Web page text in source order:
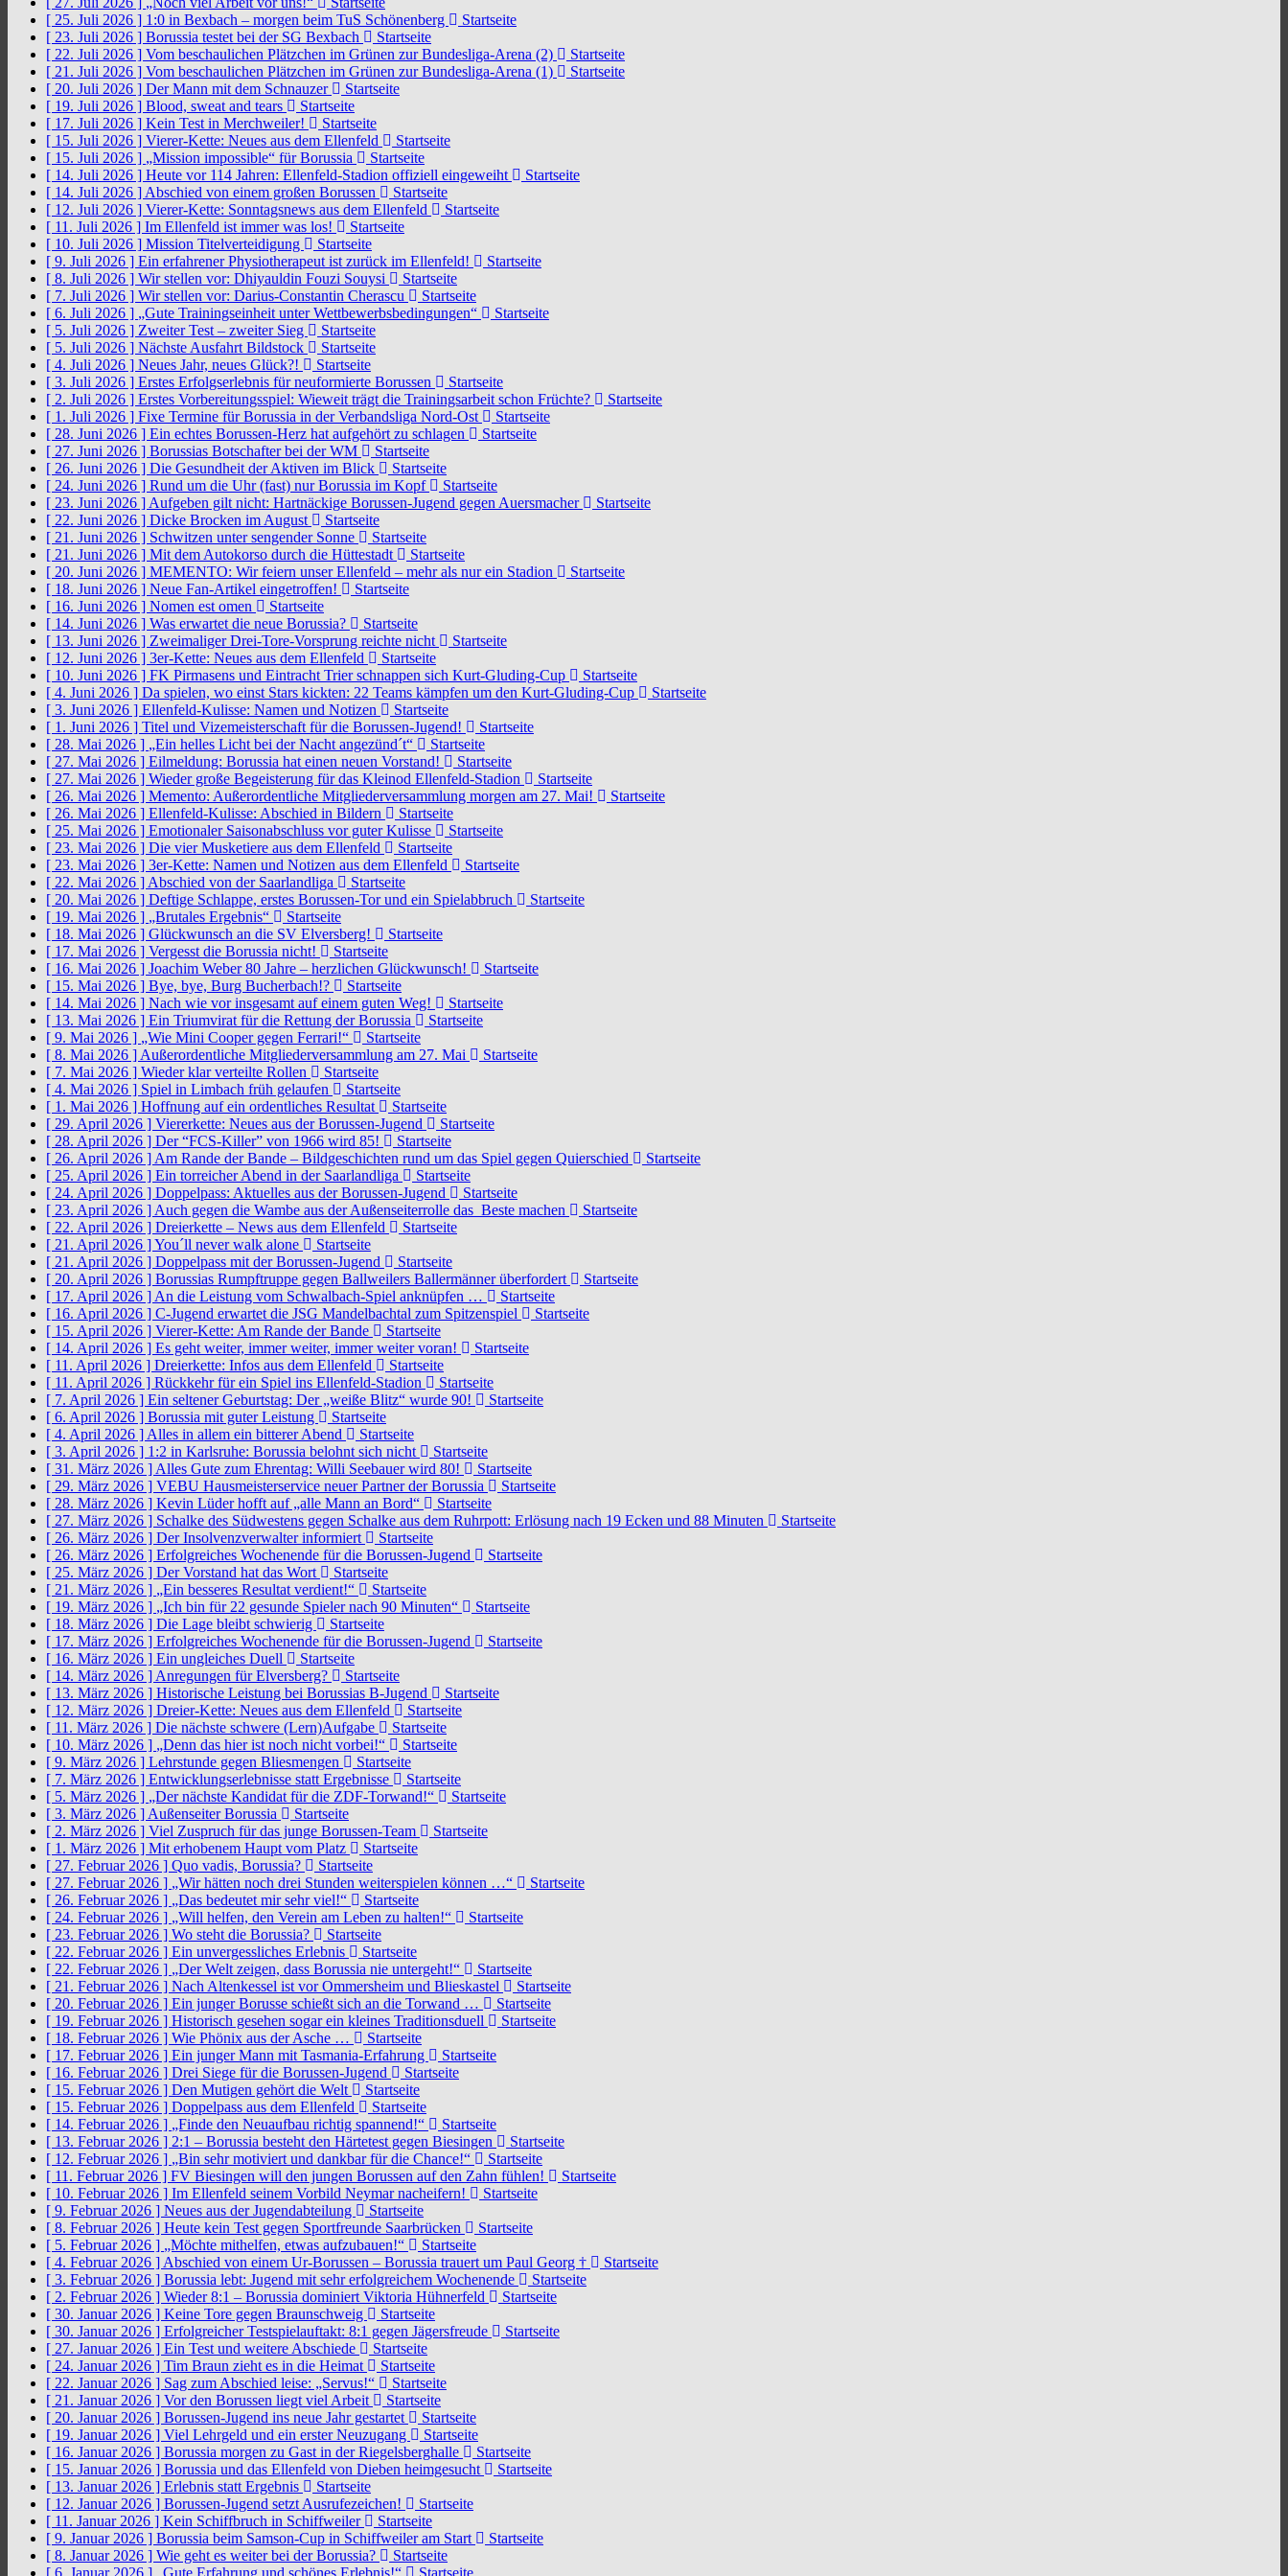
[ 25. Juli 2026 ] 1:0 in Bexbach – morgen beim TuS Schönenberg
Startseite
[ 23. Juli 2026 ] Borussia testet bei der SG Bexbach
Startseite
[ 22. Juli 2026 ] Vom beschaulichen Plätzchen im Grünen zur Bundesliga-Arena (2)
Startseite
[ 21. Juli 2026 ] Vom beschaulichen Plätzchen im Grünen zur Bundesliga-Arena (1)
Startseite
[ 20. Juli 2026 ] Der Mann mit dem Schnauzer
Startseite
[ 19. Juli 2026 ] Blood, sweat and tears
Startseite
[ 17. Juli 2026 ] Kein Test in Merchweiler!
Startseite
[ 15. Juli 2026 ] Vierer-Kette: Neues aus dem Ellenfeld
Startseite
[ 15. Juli 2026 ] „Mission impossible“ für Borussia
Startseite
[ 14. Juli 2026 ] Heute vor 114 Jahren: Ellenfeld-Stadion offiziell eingeweiht
Startseite
[ 14. Juli 2026 ] Abschied von einem großen Borussen
Startseite
[ 12. Juli 2026 ] Vierer-Kette: Sonntagsnews aus dem Ellenfeld
Startseite
[ 11. Juli 2026 ] Im Ellenfeld ist immer was los!
Startseite
[ 10. Juli 2026 ] Mission Titelverteidigung
Startseite
[ 9. Juli 2026 ] Ein erfahrener Physiotherapeut ist zurück im Ellenfeld!
Startseite
[ 8. Juli 2026 ] Wir stellen vor: Dhiyauldin Fouzi Souysi
Startseite
[ 7. Juli 2026 ] Wir stellen vor: Darius-Constantin Cherascu
Startseite
[ 6. Juli 2026 ] „Gute Trainingseinheit unter Wettbewerbsbedingungen“
Startseite
[ 5. Juli 2026 ] Zweiter Test – zweiter Sieg
Startseite
[ 5. Juli 2026 ] Nächste Ausfahrt Bildstock
Startseite
[ 4. Juli 2026 ] Neues Jahr, neues Glück?!
Startseite
[ 3. Juli 2026 ] Erstes Erfolgserlebnis für neuformierte Borussen
Startseite
[ 2. Juli 2026 ] Erstes Vorbereitungsspiel: Wieweit trägt die Trainingsarbeit schon Früchte?
Startseite
[ 1. Juli 2026 ] Fixe Termine für Borussia in der Verbandsliga Nord-Ost
Startseite
[ 28. Juni 2026 ] Ein echtes Borussen-Herz hat aufgehört zu schlagen
Startseite
[ 27. Juni 2026 ] Borussias Botschafter bei der WM
Startseite
[ 26. Juni 2026 ] Die Gesundheit der Aktiven im Blick
Startseite
[ 24. Juni 2026 ] Rund um die Uhr (fast) nur Borussia im Kopf
Startseite
[ 23. Juni 2026 ] Aufgeben gilt nicht: Hartnäckige Borussen-Jugend gegen Auersmacher
Startseite
[ 22. Juni 2026 ] Dicke Brocken im August
Startseite
[ 21. Juni 2026 ] Schwitzen unter sengender Sonne
Startseite
[ 21. Juni 2026 ] Mit dem Autokorso durch die Hüttestadt
Startseite
[ 20. Juni 2026 ] MEMENTO: Wir feiern unser Ellenfeld – mehr als nur ein Stadion
Startseite
[ 18. Juni 2026 ] Neue Fan-Artikel eingetroffen!
Startseite
[ 16. Juni 2026 ] Nomen est omen
Startseite
[ 14. Juni 2026 ] Was erwartet die neue Borussia?
Startseite
[ 13. Juni 2026 ] Zweimaliger Drei-Tore-Vorsprung reichte nicht
Startseite
[ 12. Juni 2026 ] 3er-Kette: Neues aus dem Ellenfeld
Startseite
[ 10. Juni 2026 ] FK Pirmasens und Eintracht Trier schnappen sich Kurt-Gluding-Cup
Startseite
[ 4. Juni 2026 ] Da spielen, wo einst Stars kickten: 22 Teams kämpfen um den Kurt-Gluding-Cup
Startseite
[ 3. Juni 2026 ] Ellenfeld-Kulisse: Namen und Notizen
Startseite
[ 1. Juni 2026 ] Titel und Vizemeisterschaft für die Borussen-Jugend!
Startseite
[ 28. Mai 2026 ] „Ein helles Licht bei der Nacht angezünd´t“
Startseite
[ 27. Mai 2026 ] Eilmeldung: Borussia hat einen neuen Vorstand!
Startseite
[ 27. Mai 2026 ] Wieder große Begeisterung für das Kleinod Ellenfeld-Stadion
Startseite
[ 26. Mai 2026 ] Memento: Außerordentliche Mitgliederversammlung morgen am 27. Mai!
Startseite
[ 26. Mai 2026 ] Ellenfeld-Kulisse: Abschied in Bildern
Startseite
[ 25. Mai 2026 ] Emotionaler Saisonabschluss vor guter Kulisse
Startseite
[ 23. Mai 2026 ] Die vier Musketiere aus dem Ellenfeld
Startseite
[ 23. Mai 2026 ] 3er-Kette: Namen und Notizen aus dem Ellenfeld
Startseite
[ 22. Mai 2026 ] Abschied von der Saarlandliga
Startseite
[ 20. Mai 2026 ] Deftige Schlappe, erstes Borussen-Tor und ein Spielabbruch
Startseite
[ 19. Mai 2026 ] „Brutales Ergebnis“
Startseite
[ 18. Mai 2026 ] Glückwunsch an die SV Elversberg!
Startseite
[ 17. Mai 2026 ] Vergesst die Borussia nicht!
Startseite
[ 16. Mai 2026 ] Joachim Weber 80 Jahre – herzlichen Glückwunsch!
Startseite
[ 15. Mai 2026 ] Bye, bye, Burg Bucherbach!?
Startseite
[ 14. Mai 2026 ] Nach wie vor insgesamt auf einem guten Weg!
Startseite
[ 13. Mai 2026 ] Ein Triumvirat für die Rettung der Borussia
Startseite
[ 9. Mai 2026 ] „Wie Mini Cooper gegen Ferrari!“
Startseite
[ 8. Mai 2026 ] Außerordentliche Mitgliederversammlung am 27. Mai
Startseite
[ 7. Mai 2026 ] Wieder klar verteilte Rollen
Startseite
[ 4. Mai 2026 ] Spiel in Limbach früh gelaufen
Startseite
[ 1. Mai 2026 ] Hoffnung auf ein ordentliches Resultat
Startseite
[ 29. April 2026 ] Viererkette: Neues aus der Borussen-Jugend
Startseite
[ 28. April 2026 ] Der “FCS-Killer” von 1966 wird 85!
Startseite
[ 26. April 2026 ] Am Rande der Bande – Bildgeschichten rund um das Spiel gegen Quierschied
Startseite
[ 25. April 2026 ] Ein torreicher Abend in der Saarlandliga
Startseite
[ 24. April 2026 ] Doppelpass: Aktuelles aus der Borussen-Jugend
Startseite
[ 23. April 2026 ] Auch gegen die Wambe aus der Außenseiterrolle das Beste machen
Startseite
[ 22. April 2026 ] Dreierkette – News aus dem Ellenfeld
Startseite
[ 21. April 2026 ]You´ll never walk alone
Startseite
[ 21. April 2026 ] Doppelpass mit der Borussen-Jugend
Startseite
[ 20. April 2026 ] Borussias Rumpftruppe gegen Ballweilers Ballermänner überfordert
Startseite
[ 17. April 2026 ] An die Leistung vom Schwalbach-Spiel anknüpfen …
Startseite
[ 16. April 2026 ] C-Jugend erwartet die JSG Mandelbachtal zum Spitzenspiel
Startseite
[ 15. April 2026 ] Vierer-Kette: Am Rande der Bande
Startseite
[ 14. April 2026 ] Es geht weiter, immer weiter, immer weiter voran!
Startseite
[ 11. April 2026 ] Dreierkette: Infos aus dem Ellenfeld
Startseite
[ 11. April 2026 ] Rückkehr für ein Spiel ins Ellenfeld-Stadion
Startseite
[ 7. April 2026 ] Ein seltener Geburtstag: Der „weiße Blitz“ wurde 90!
Startseite
[ 6. April 2026 ] Borussia mit guter Leistung
Startseite
[ 4. April 2026 ] Alles in allem ein bitterer Abend
Startseite
[ 3. April 2026 ] 1:2 in Karlsruhe: Borussia belohnt sich nicht
Startseite
[ 31. März 2026 ] Alles Gute zum Ehrentag: Willi Seebauer wird 80!
Startseite
[ 29. März 2026 ] VEBU Hausmeisterservice neuer Partner der Borussia
Startseite
[ 28. März 2026 ] Kevin Lüder hofft auf „alle Mann an Bord“
Startseite
[ 27. März 2026 ] Schalke des Südwestens gegen Schalke aus dem Ruhrpott: Erlösung nach 19 Ecken und 88 Minuten
Startseite
[ 26. März 2026 ] Der Insolvenzverwalter informiert
Startseite
[ 26. März 2026 ] Erfolgreiches Wochenende für die Borussen-Jugend
Startseite
[ 25. März 2026 ] Der Vorstand hat das Wort
Startseite
[ 21. März 2026 ] „Ein besseres Resultat verdient!“
Startseite
[ 19. März 2026 ] „Ich bin für 22 gesunde Spieler nach 90 Minuten“
Startseite
[ 18. März 2026 ] Die Lage bleibt schwierig
Startseite
[ 17. März 2026 ] Erfolgreiches Wochenende für die Borussen-Jugend
Startseite
[ 16. März 2026 ] Ein ungleiches Duell
Startseite
[ 14. März 2026 ] Anregungen für Elversberg?
Startseite
[ 13. März 2026 ] Historische Leistung bei Borussias B-Jugend
Startseite
[ 12. März 2026 ] Dreier-Kette: Neues aus dem Ellenfeld
Startseite
[ 11. März 2026 ] Die nächste schwere (Lern)Aufgabe
Startseite
[ 10. März 2026 ] „Denn das hier ist noch nicht vorbei!“
Startseite
[ 9. März 2026 ] Lehrstunde gegen Bliesmengen
Startseite
[ 7. März 2026 ] Entwicklungserlebnisse statt Ergebnisse
Startseite
[ 5. März 2026 ] „Der nächste Kandidat für die ZDF-Torwand!“
Startseite
[ 3. März 2026 ] Außenseiter Borussia
Startseite
[ 2. März 2026 ] Viel Zuspruch für das junge Borussen-Team
Startseite
[ 1. März 2026 ] Mit erhobenem Haupt vom Platz
Startseite
[ 27. Februar 2026 ] Quo vadis, Borussia?
Startseite
[ 27. Februar 2026 ] „Wir hätten noch drei Stunden weiterspielen können …“
Startseite
[ 26. Februar 2026 ] „Das bedeutet mir sehr viel!“
Startseite
[ 24. Februar 2026 ] „Will helfen, den Verein am Leben zu halten!“
Startseite
[ 23. Februar 2026 ] Wo steht die Borussia?
Startseite
[ 22. Februar 2026 ] Ein unvergessliches Erlebnis
Startseite
[ 22. Februar 2026 ] „Der Welt zeigen, dass Borussia nie untergeht!“
Startseite
[ 21. Februar 2026 ] Nach Altenkessel ist vor Ommersheim und Blieskastel
Startseite
[ 20. Februar 2026 ] Ein junger Borusse schießt sich an die Torwand …
Startseite
[ 19. Februar 2026 ] Historisch gesehen sogar ein kleines Traditionsduell
Startseite
[ 18. Februar 2026 ] Wie Phönix aus der Asche …
Startseite
[ 17. Februar 2026 ] Ein junger Mann mit Tasmania-Erfahrung
Startseite
[ 16. Februar 2026 ] Drei Siege für die Borussen-Jugend
Startseite
[ 15. Februar 2026 ] Den Mutigen gehört die Welt
Startseite
[ 15. Februar 2026 ] Doppelpass aus dem Ellenfeld
Startseite
[ 14. Februar 2026 ] „Finde den Neuaufbau richtig spannend!“
Startseite
[ 13. Februar 2026 ] 2:1 – Borussia besteht den Härtetest gegen Biesingen
Startseite
[ 12. Februar 2026 ] „Bin sehr motiviert und dankbar für die Chance!“
Startseite
[ 11. Februar 2026 ] FV Biesingen will den jungen Borussen auf den Zahn fühlen!
Startseite
[ 10. Februar 2026 ] Im Ellenfeld seinem Vorbild Neymar nacheifern!
Startseite
[ 9. Februar 2026 ] Neues aus der Jugendabteilung
Startseite
[ 8. Februar 2026 ] Heute kein Test gegen Sportfreunde Saarbrücken
Startseite
[ 5. Februar 2026 ] „Möchte mithelfen, etwas aufzubauen!“
Startseite
[ 4. Februar 2026 ] Abschied von einem Ur-Borussen – Borussia trauert um Paul Georg †
Startseite
[ 3. Februar 2026 ] Borussia lebt: Jugend mit sehr erfolgreichem Wochenende
Startseite
[ 2. Februar 2026 ] Wieder 8:1 – Borussia dominiert Viktoria Hühnerfeld
Startseite
[ 30. Januar 2026 ] Keine Tore gegen Braunschweig
Startseite
[ 30. Januar 2026 ] Erfolgreicher Testspielauftakt: 8:1 gegen Jägersfreude
Startseite
[ 27. Januar 2026 ] Ein Test und weitere Abschiede
Startseite
[ 24. Januar 2026 ] Tim Braun zieht es in die Heimat
Startseite
[ 22. Januar 2026 ] Sag zum Abschied leise: „Servus!“
Startseite
[ 21. Januar 2026 ] Vor den Borussen liegt viel Arbeit
Startseite
[ 20. Januar 2026 ] Borussen-Jugend ins neue Jahr gestartet
Startseite
[ 19. Januar 2026 ] Viel Lehrgeld und ein erster Neuzugang
Startseite
[ 16. Januar 2026 ] Borussia morgen zu Gast in der Riegelsberghalle
Startseite
[ 15. Januar 2026 ] Borussia und das Ellenfeld von Dieben heimgesucht
Startseite
[ 13. Januar 2026 ] Erlebnis statt Ergebnis
Startseite
[ 12. Januar 2026 ] Borussen-Jugend setzt Ausrufezeichen!
Startseite
[ 11. Januar 2026 ] Kein Schiffbruch in Schiffweiler
Startseite
[ 9. Januar 2026 ] Borussia beim Samson-Cup in Schiffweiler am Start
Startseite
[ 8. Januar 2026 ] Wie geht es weiter bei der Borussia?
Startseite
[ 6. Januar 2026 ]
„Gute Erfahrung und schönes Erlebnis!“ Startseite